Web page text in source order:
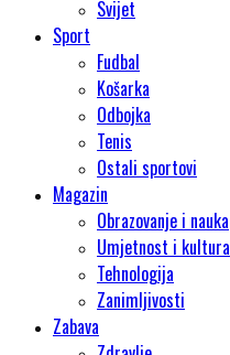
Svijet
Sport
Fudbal
Košarka
Odbojka
Tenis
Ostali sportovi
Magazin
Obrazovanje i nauka
Umjetnost i kultura
Tehnologija
Zanimljivosti
Zabava